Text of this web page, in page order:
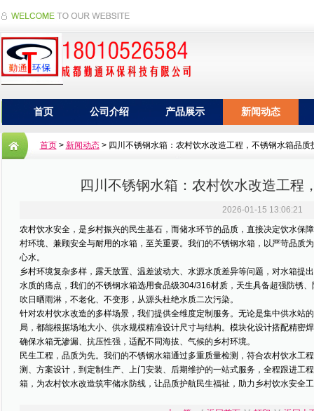
首页 公司介绍 产品展示 新闻动态
首页> 新闻动态> 四川不锈钢水箱：农村饮水改造工程，不锈钢水箱品质
四川不锈钢水箱：农村饮水改造工程
2026-01-15 13:06:21
农村饮水安全，是乡村振兴的民生基石，而储水环节的品质，直接决定饮水保
村环境、兼顾安全与耐用的水箱，至关重要。我们的不锈钢水箱，以严苛品质
心水。
乡村环境复杂多样，露天放置、温差波动大、水源水质差异等问题，对水箱提
水质的痛点，我们的不锈钢水箱选用食品级304/316材质，天生具备超强防锈
吹日晒雨淋，不老化、不变形，从源头杜绝水质二次污染。
针对农村饮水改造的多样场景，我们提供全维度定制服务。无论是集中供水站
局，都能根据场地大小、供水规模精准设计尺寸与结构。模块化设计搭配精密
确保水箱无渗漏、抗压性强，适配不同海拔、气候的乡村环境。
民生工程，品质为先。我们的不锈钢水箱通过多重质量检测，符合农村饮水工
测、方案设计，到定制生产、上门安装、后期维护的一站式服务，全程跟进工
箱，为农村饮水改造筑牢储水防线，让品质护航民生福祉，助力乡村饮水安全